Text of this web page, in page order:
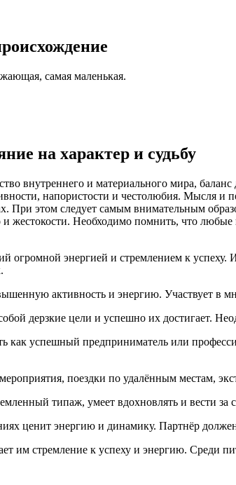
самая маленькая.
на характер и судьбу
внутреннего и материального мира,
напористости и честолюбия. Мысля и
При этом следует самым внимательным
жестокости. Необходимо помнить, что
энергией и стремлением к успеху.
активность и энергию. Участвует в
дерзкие цели и успешно их достигает.
как успешный предприниматель или
поездки по удалённым местам,
типаж, умеет вдохновлять и вести
ценит энергию и динамику. Партнёр
им стремление к успеху и энергию. Среди